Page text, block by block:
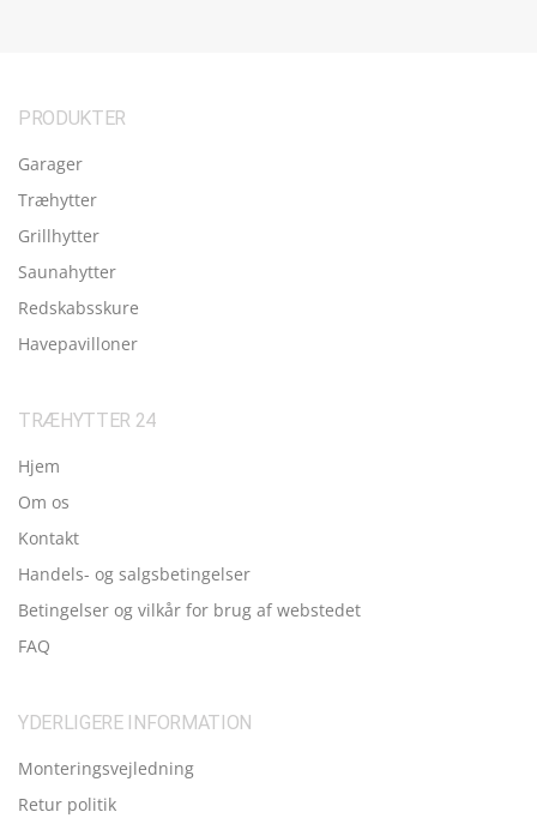
PRODUKTER
Garager
Træhytter
Grillhytter
Saunahytter
Redskabsskure
Havepavilloner
TRÆHYTTER 24
Hjem
Om os
Kontakt
Handels- og salgsbetingelser
Betingelser og vilkår for brug af webstedet
FAQ
YDERLIGERE INFORMATION
Monteringsvejledning
Retur politik